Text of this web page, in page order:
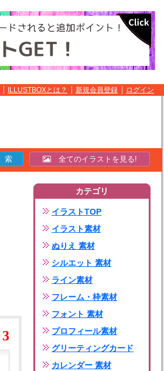
ILLUSTBOXとは？ 新規会員登録 ログイン
全てのイラストを見る!
3
カテゴリ
イラストTOP
イラスト素材
ぬりえ 素材
シルエット 素材
ライン素材
フレーム・枠素材
フォント 素材
プロフィール素材
グリーティングカード
カレンダー 素材